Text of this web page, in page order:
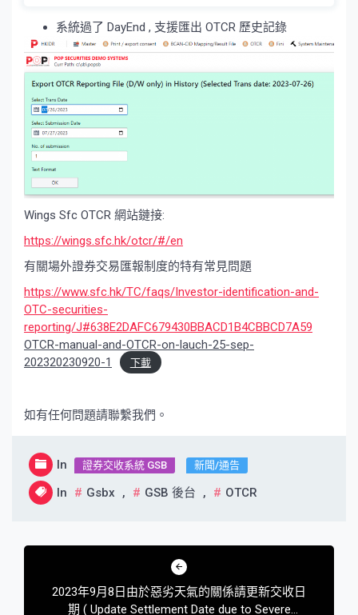
系統過了 DayEnd , 支援匯出 OTCR 歷史記錄
Wings Sfc OTCR 網站鏈接:
https://wings.sfc.hk/otcr/#/en
有關場外證券交易匯報制度的特有常見問題
https://www.sfc.hk/TC/faqs/Investor-identification-and-
OTC-securities-
reporting/J#638E2DAFC679430BBACD1B4CBBCD7A59
OTCR-manual-and-OTCR-on-lauch-25-sep-
202320230920-1
下載
如有任何問題請聯繫我們。
In 證券交收系統 GSB 新聞/通告
In Gsbx , GSB 後台 , OTCR
文
2023年9月8日由於惡劣天氣的關係請更新交收日
期 ( Update Settlement Date due to Severe